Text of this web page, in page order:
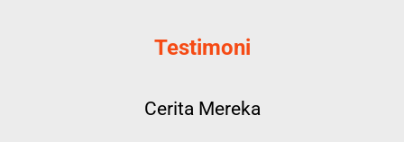
Testimoni
Cerita Mereka